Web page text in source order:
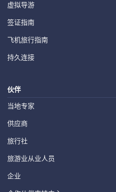
虚拟导游
签证指南
飞机旅行指南
持久连接
伙伴
当地专家
供应商
旅行社
旅游业从业人员
企业